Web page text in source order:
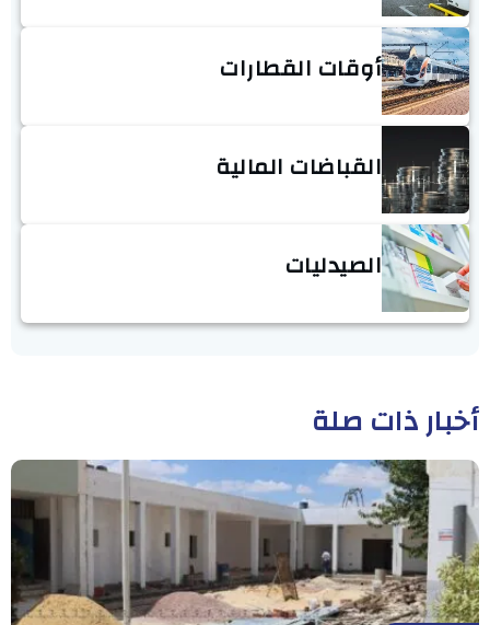
أوقات القطارات
القباضات المالية
الصيدليات
أخبار ذات صلة